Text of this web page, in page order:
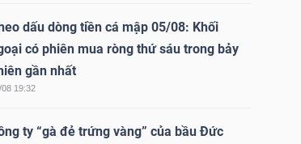
dấu dòng tiền cá mập 05/08: Khối
có phiên mua ròng thứ sáu trong bảy
gần nhất
08 19:32
ty “gà đẻ trứng vàng” của bầu Đức